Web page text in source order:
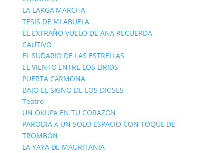
LA LARGA MARCHA
TESIS DE MI ABUELA
EL EXTRAÑO VUELO DE ANA RECUERDA
CAUTIVO
EL SUDARIO DE LAS ESTRELLAS
EL VIENTO ENTRE LOS LIRIOS
PUERTA CARMONA
BAJO EL SIGNO DE LOS DIOSES
Teatro
UN OKUPA EN TU CORAZÓN
PARODIA A UN SOLO ESPACIO CON TOQUE DE
TROMBÓN
LA YAYA DE MAURITANIA